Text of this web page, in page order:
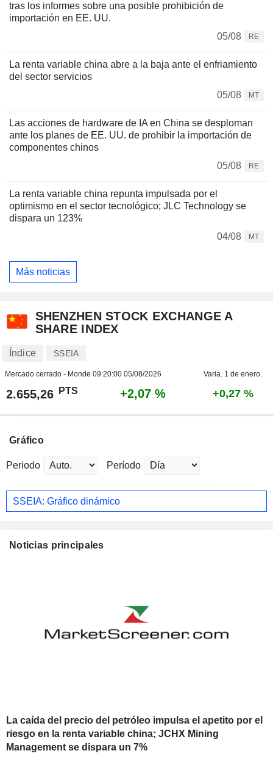
tras los informes sobre una posible prohibición de
importación en EE. UU.
05/08
RE
La renta variable china abre a la baja ante el enfriamiento
del sector servicios
05/08
MT
Las acciones de hardware de IA en China se desploman
ante los planes de EE. UU. de prohibir la importación de
componentes chinos
05/08
RE
La renta variable china repunta impulsada por el
optimismo en el sector tecnológico; JLC Technology se
dispara un 123%
04/08
MT
Más noticias
SHENZHEN STOCK EXCHANGE A
SHARE INDEX
Índice SSEIA
Mercado cerrado - Monde 09:20:00 05/08/2026 Varia. 1 de enero.
2.655,26 PTS +2,07 % +0,27 %
Gráfico
Periodo Período
SSEIA: Gráfico dinámico
Noticias principales
La caída del precio del petróleo impulsa el apetito por el
riesgo en la renta variable china; JCHX Mining
Management se dispara un 7%